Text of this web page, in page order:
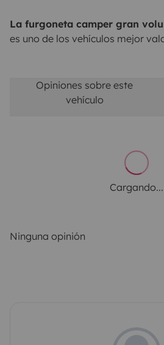
La furgoneta camper gran
es uno de los vehículos mejor
Opiniones sobre este
vehículo
Cargando...
Ninguna opinión